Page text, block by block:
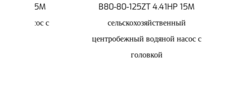
B80-80-125ZT 4.41HP 15M
сельскохозяйственный
центробежный водяной насос с